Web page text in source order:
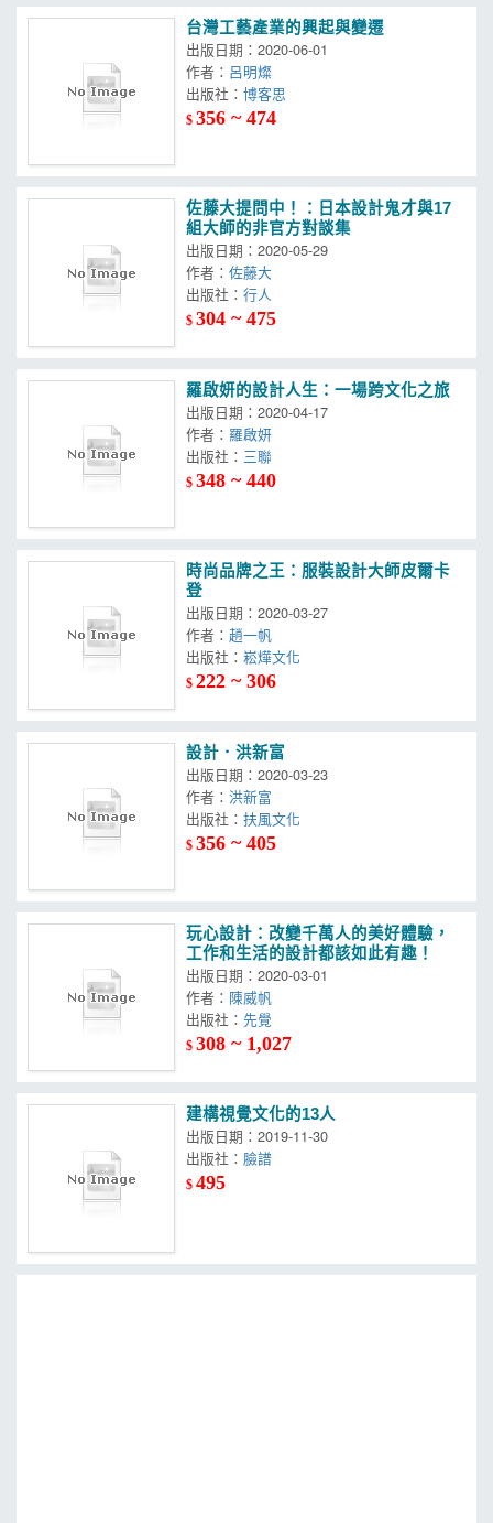
台灣工藝產業的興起與變遷
出版日期：2020-06-01
作者： 呂明燦
出版社：
$356 ~ 474
佐藤大提問中！：日本設計鬼才與17
組大師的非官方對談集
出版日期：2020-05-29
作者：佐藤大
出版社：
$304 ~ 475
羅啟妍的設計人生：一場跨文化之旅
出版日期：2020-04-17
作者： 羅啟妍
出版社：
$348 ~ 440
時尚品牌之王：服裝設計大師皮爾卡
登
出版日期：2020-03-27
作者：趙一帆
出版社：
$222 ~ 306
設計．洪新富
出版日期：2020-03-23
作者：洪新富
出版社：
$356 ~ 405
玩心設計：改變千萬人的美好體驗，
工作和生活的設計都該如此有趣！
出版日期：2020-03-01
作者： 陳威帆
出版社：
$308 ~ 1,027
建構視覺文化的13人
出版日期：2019-11-30
出版社：臉譜
$495